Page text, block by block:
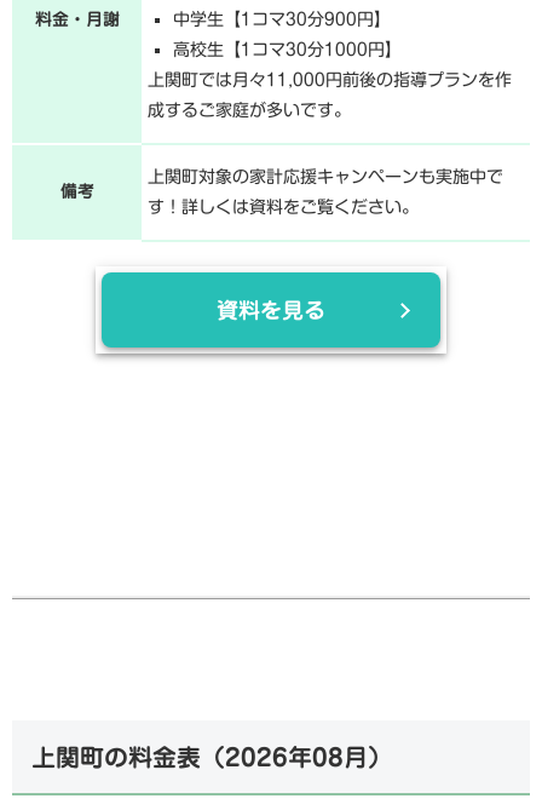
料金・月謝
中学生【1コマ30分900円】
高校生【1コマ30分1000円】
上関町では月々11,000円前後の指導プランを作
成するご家庭が多いです。
備考
上関町対象の家計応援キャンペーンも実施中で
す！詳しくは資料をご覧ください。
資料を見る
上関町の料金表（2026年08月 ）